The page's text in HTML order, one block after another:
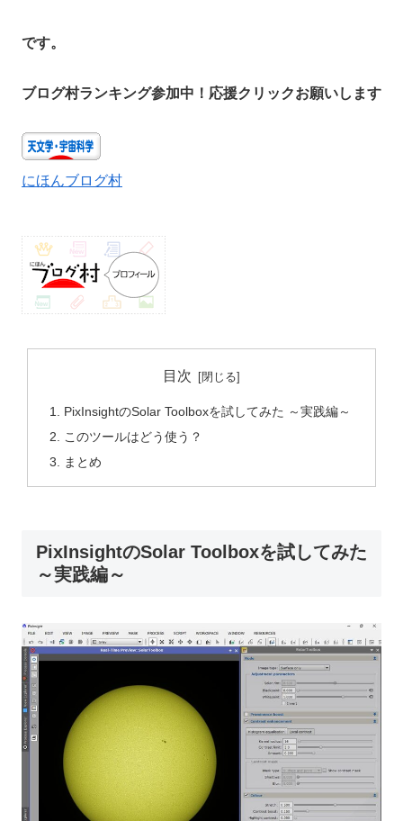
です。
ブログ村ランキング参加中！応援クリックお願いします
にほんブログ村
目次
PixInsightのSolar Toolboxを試してみた ～実践編～
このツールはどう使う？
まとめ
PixInsightのSolar Toolboxを試してみた
～実践編～